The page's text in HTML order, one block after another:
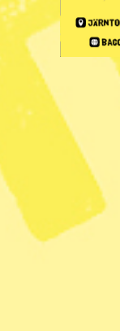
Italiens
kritiker av EU:s
kommissionen